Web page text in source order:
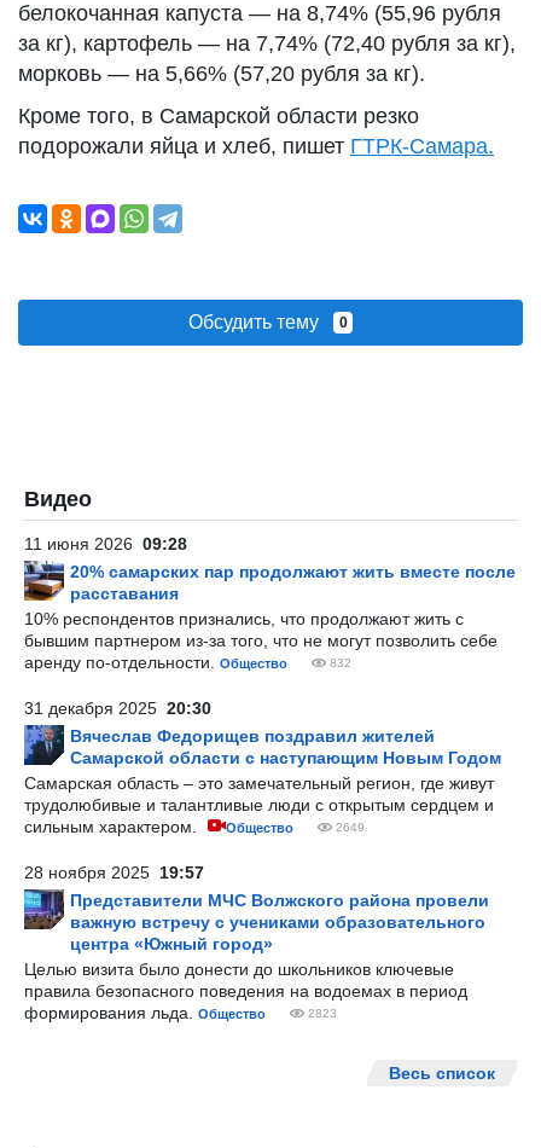
белокочанная капуста — на 8,74% (55,96 рубля
за кг), картофель — на 7,74% (72,40 рубля за кг),
морковь — на 5,66% (57,20 рубля за кг).
Кроме того, в Самарской области резко
подорожали яйца и хлеб, пишет ГТРК-Самара.
Обсудить тему 0
Видео
11 июня 2026 09:28
20% самарских пар продолжают жить вместе после
расставания
10% респондентов признались, что продолжают жить с
бывшим партнером из-за того, что не могут позволить себе
аренду по-отдельности.
Общество 832
31 декабря 2025 20:30
Вячеслав Федорищев поздравил жителей
Самарской области с наступающим Новым Годом
Самарская область – это замечательный регион, где живут
трудолюбивые и талантливые люди с открытым сердцем и
сильным характером.
Общество 2649
28 ноября 2025 19:57
Представители МЧС Волжского района провели
важную встречу с учениками образовательного
центра «Южный город»
Целью визита было донести до школьников ключевые
правила безопасного поведения на водоемах в период
формирования льда.
Общество 2823
Весь список